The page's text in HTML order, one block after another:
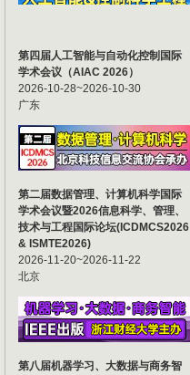
第四届人工智能与自动化控制国际
学术会议（AIAC 2026）
2026-10-28~2026-10-30
广东
第二届数据管理、计算机科学国际
学术会议暨2026信息科学、管理、
技术与工程国际论坛(ICDMCS2026
& ISMTE2026)
2026-11-20~2026-11-22
北京
第八届机器学习、大数据与商务智